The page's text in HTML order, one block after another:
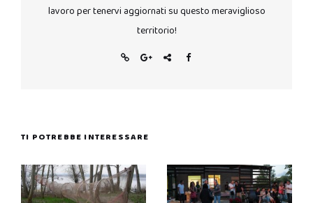
lavoro per tenervi aggiornati su questo meraviglioso
territorio!
TI POTREBBE INTERESSARE